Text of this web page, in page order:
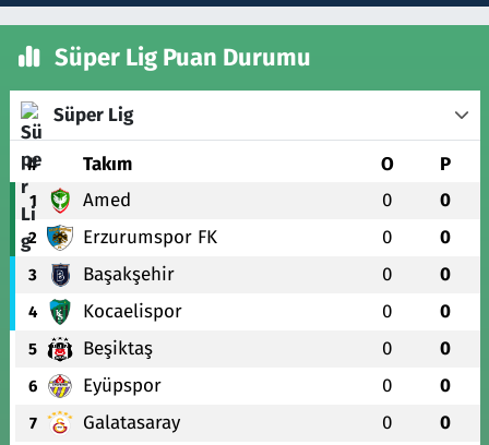
Süper Lig Puan Durumu
Süper Lig
# Takım O P
1 Amed 0 0
2 Erzurumspor FK 0 0
3 Başakşehir 0 0
4 Kocaelispor 0 0
5 Beşiktaş 0 0
6 Eyüpspor 0 0
7 Galatasaray 0 0